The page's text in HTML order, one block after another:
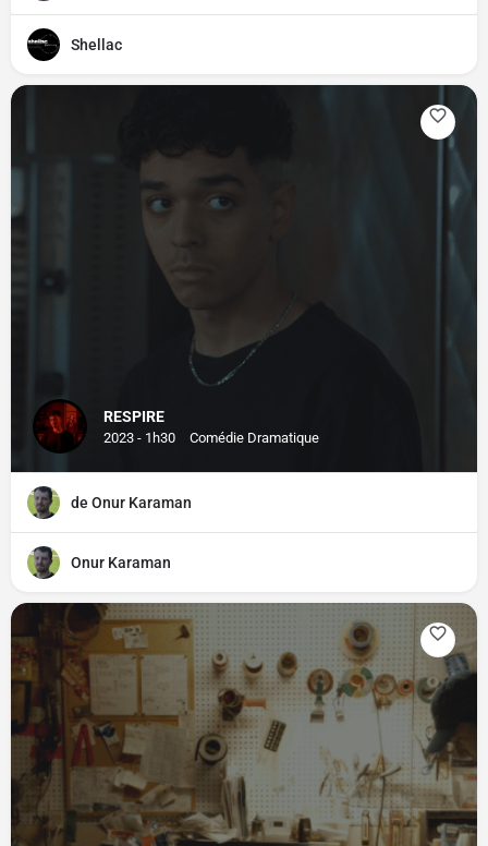
Shellac
RESPIRE
2023 - 1h30 Comédie Dramatique
de Onur Karaman
Onur Karaman